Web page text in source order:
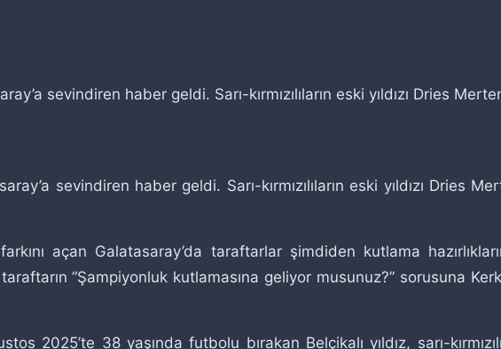
sevindiren haber geldi. Sarı-kırmızılıların eski yıldızı Dries
sevindiren haber geldi. Sarı-kırmızılıların eski yıldızı Dries
açan Galatasaray’da taraftarlar şimdiden kutlama
“Şampiyonluk kutlamasına geliyor musunuz?” sorusuna
2025’te 38 yaşında futbolu bırakan Belçikalı yıldız, sarı-